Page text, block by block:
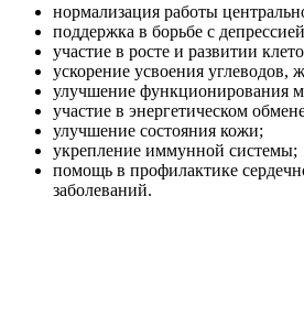
нормализация работы
поддержка в борьбе с
участие в росте и развитии
ускорение усвоения углеводов,
улучшение функционирования
участие в энергетическом
улучшение состояния кожи;
укрепление иммунной системы;
помощь в профилактике
заболеваний.